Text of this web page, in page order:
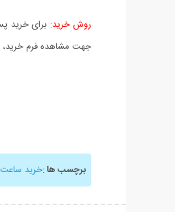
روش خرید: برای خرید
جهت مشاهده فرم خرید،
برچسب ها:خرید